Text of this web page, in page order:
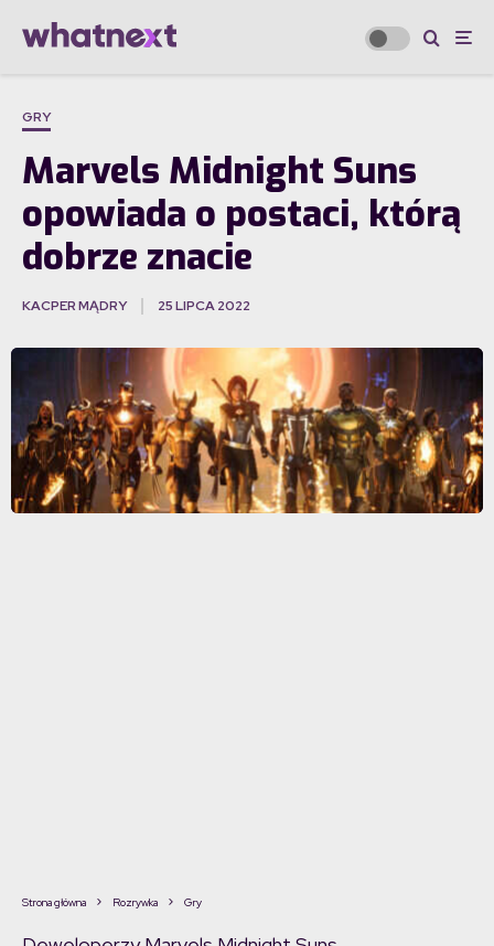
GRY
Marvels Midnight Suns
opowiada o postaci, którą
dobrze znacie
KACPER MĄDRY 25 LIPCA 2022
Strona główna Rozrywka Gry